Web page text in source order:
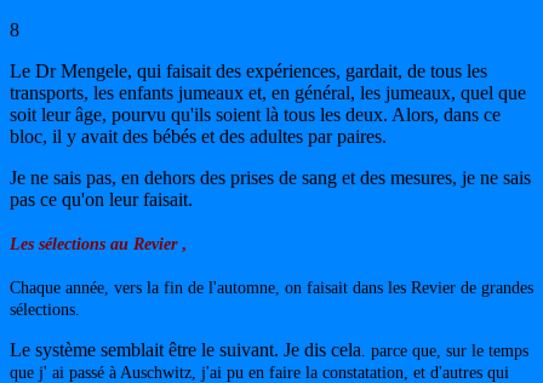
8
Le Dr Mengele, qui faisait des expériences, gardait, de tous les
transports, les enfants jumeaux et, en général, les jumeaux, quel que
soit leur âge, pourvu qu'ils soient là tous les deux. Alors, dans ce
bloc, il y avait des bébés et des adultes par paires.
Je ne sais pas, en dehors des prises de sang et des mesures, je ne sais
pas ce qu'on leur faisait.
Les sélections au Revier ,
Chaque année, vers la fin de l'automne, on faisait dans les Revier de grandes
sélections.
Le système semblait être le suivant. Je dis cela parce que, sur le temps
que j' ai passé à Auschwitz, j'ai pu en faire la constatation, et d'autres qui